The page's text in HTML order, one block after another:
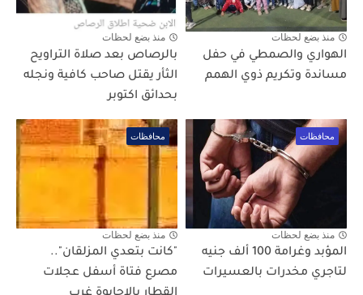
منذ بضع لحظات
الهواري والصمطي في حفل
مساندة وتكريم ذوي الهمم
منذ بضع لحظات
بالرصاص بعد صلاة التراويح
الثأر يقتل صاحب كافية ونجله
بحدائق اكتوبر
محافظات
منذ بضع لحظات
المؤبد وغرامة 100 ألف جنيه
لتاجري مخدرات بالعسيرات
محافظات
منذ بضع لحظات
"كانت بتعدي المزلقان"..
مصرع فتاة أسفل عجلات